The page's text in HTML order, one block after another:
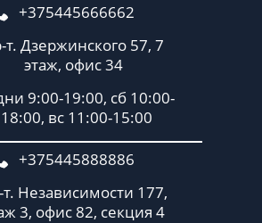
+375445666662
т. Дзержинского 57, 7
этаж, офис 34
9:00-19:00, сб 10:00-
18:00, вс 11:00-15:00
+375445888886
Независимости 177,
3, офис 82, секция 4